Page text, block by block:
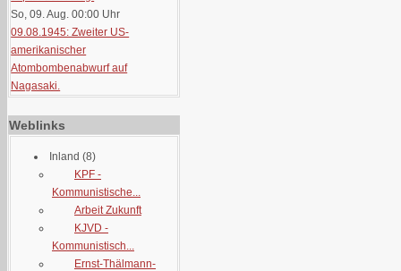
So, 09. Aug. 00:00 Uhr
09.08.1945: Zweiter US-
amerikanischer
Atombombenabwurf auf
Nagasaki.
Weblinks
Inland (8)
KPF -
Kommunistische...
Arbeit Zukunft
KJVD -
Kommunistisch...
Ernst-Thälmann-